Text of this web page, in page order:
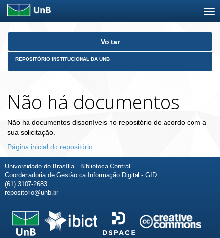
Skip
Voltar
REPOSITÓRIO INSTITUCIONAL DA UNB
Não há documentos
Não há documentos disponíveis no repositório de acordo com a
sua solicitação.
Página inicial do repositório
Universidade de Brasília - Biblioteca Central
Coordenadoria de Gestão da Informação Digital - GID
(61) 3107-2683
repositorio@unb.br